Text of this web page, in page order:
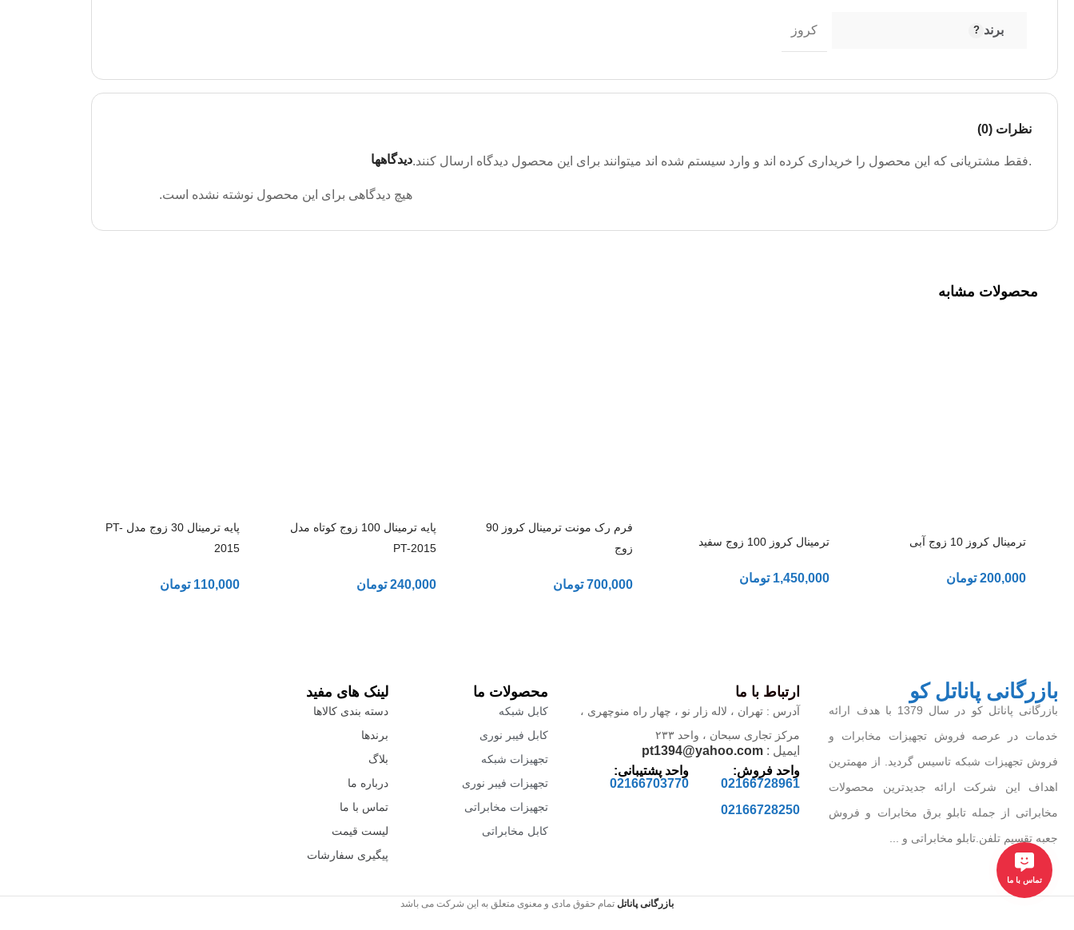
برند کروز
نظرات (0)
دیدگاهها
هیچ دیدگاهی برای این محصول نوشته نشده است.
.فقط مشتریانی که این محصول را خریداری کرده اند و وارد سیستم شده اند میتوانند برای این محصول دیدگاه ارسال کنند.
محصولات مشابه
ترمینال کروز 10 زوج آبی
200,000 تومان
ترمینال کروز 100 زوج سفید
1,450,000 تومان
فرم رک مونت ترمینال کروز 90
زوج
700,000 تومان
پایه ترمینال 100 زوج کوتاه مدل
PT-2015
240,000 تومان
پایه ترمینال 30 زوج مدل PT-
2015
110,000 تومان
بازرگانی پاناتل کو
بازرگانی پاناتل کو در سال 1379 با هدف ارائه
خدمات در عرصه فروش تجهیزات مخابرات و
فروش تجهیزات شبکه تاسیس گردید. از مهمترین
اهداف این شرکت ارائه جدیدترین محصولات
مخابراتی از جمله تابلو برق مخابرات و فروش
جعبه تقسیم تلفن.تابلو مخابراتی و ...
ارتباط با ما
آدرس : تهران ، لاله زار نو ، چهار راه منوچهری ،
مرکز تجاری سبحان ، واحد ۲۳۳
ایمیل : pt1394@yahoo.com
واحد فروش:
02166728961
02166728250
واحد پشتیبانی:
02166703770
محصولات ما
کابل شبکه
کابل فیبر نوری
تجهیزات شبکه
تجهیزات فیبر نوری
تجهیزات مخابراتی
کابل مخابراتی
لینک های مفید
دسته بندی کالاها
برندها
بلاگ
درباره ما
تماس با ما
لیست قیمت
پیگیری سفارشات
بازرگانی پاناتل تمام حقوق مادی و معنوی متعلق به این شرکت می باشد
تماس با ما